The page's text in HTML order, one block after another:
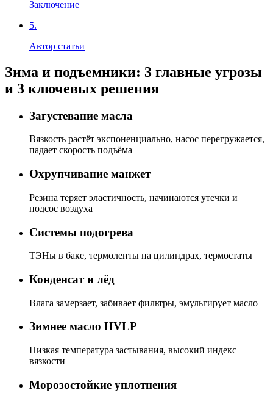
Заключение
5.
Автор статьи
Зима и подъемники: 3 главные угрозы
и 3 ключевых решения
Загустевание масла
Вязкость растёт экспоненциально, насос перегружается,
падает скорость подъёма
Охрупчивание манжет
Резина теряет эластичность, начинаются утечки и
подсос воздуха
Системы подогрева
ТЭНы в баке, термоленты на цилиндрах, термостаты
Конденсат и лёд
Влага замерзает, забивает фильтры, эмульгирует масло
Зимнее масло HVLP
Низкая температура застывания, высокий индекс
вязкости
Морозостойкие уплотнения